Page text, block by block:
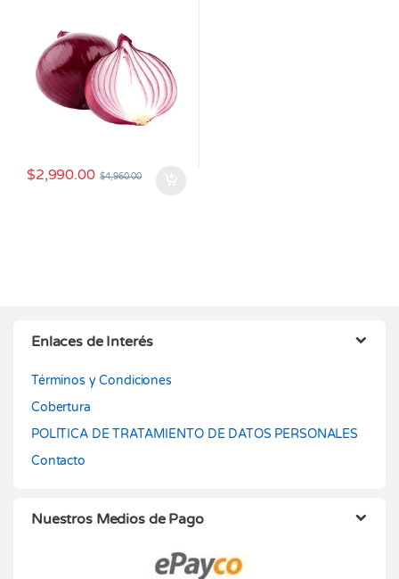
$2,990.00 $4,960.00
Enlaces de Interés
Términos y Condiciones
Cobertura
POLÍTICA DE TRATAMIENTO DE DATOS PERSONALES
Contacto
Nuestros Medios de Pago